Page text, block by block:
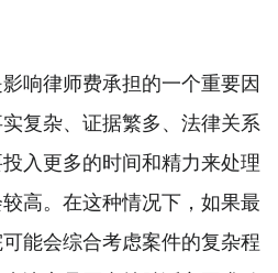
响律师费承担的一个重要因
复杂、证据繁多、法律关系
入更多的时间和精力来处理
高。在这种情况下，如果最
能会综合考虑案件的复杂程